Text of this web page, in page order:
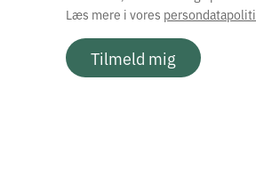
Læs mere i vores
Tilmeld mig